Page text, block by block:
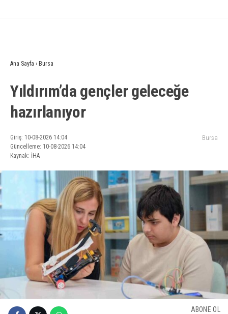
Ana Sayfa › Bursa
Yıldırım’da gençler geleceğe
hazırlanıyor
Giriş: 10-08-2026 14:04
Güncelleme: 10-08-2026 14:04
Kaynak: İHA
Bursa
ABONE OL